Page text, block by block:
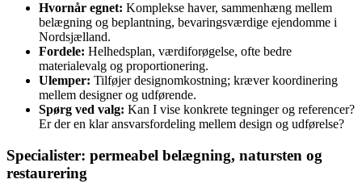
Hvornår egnet: Komplekse haver, sammenhæng mellem
belægning og beplantning, bevaringsværdige ejendomme i
Nordsjælland.
Fordele: Helhedsplan, værdiforøgelse, ofte bedre
materialevalg og proportionering.
Ulemper: Tilføjer designomkostning; kræver koordinering
mellem designer og udførende.
Spørg ved valg: Kan I vise konkrete tegninger og referencer?
Er der en klar ansvarsfordeling mellem design og udførelse?
Specialister: permeabel belægning, natursten og
restaurering